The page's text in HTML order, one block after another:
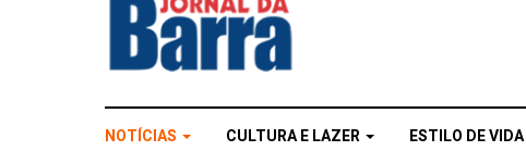
NOTÍCIAS CULTURA E LAZER ESTILO DE VIDA